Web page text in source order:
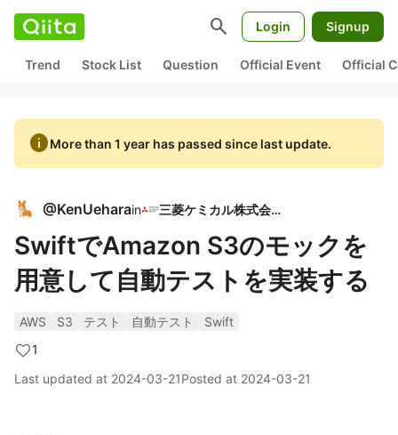
search Login Signup
Trend Stock List Question Official Event Official
infoMore than 1 year has passed since last update.
@KenUeharain 三菱ケミカル株式会社
SwiftでAmazon S3のモックを
用意して自動テストを実装する
AWS S3 テスト 自動テスト
Swift
1
Last updated at 2024-03-21Posted at 2024-03-21